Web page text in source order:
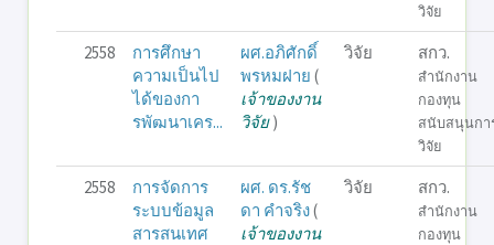
วิจัย
2558
การศึกษา
ความเป็นไป
ได้ของกา
รพัฒนาเคร...
ผศ.อภิศักดิ์
พรหมฝาย (
เจ้าของงาน
วิจัย)
วิจัย สกว.
สำนักงาน
กองทุน
สนับสนุนกา
วิจัย
2558
การจัดการ
ระบบข้อมูล
สารสนเทศ
ผศ. ดร.รัช
ดา คำจริง(
เจ้าของงาน
วิจัย สกว.
สำนักงาน
กองทุน